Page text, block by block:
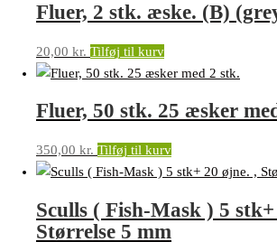
Fluer, 2 stk. æske. (B)
20,00 kr. Tilføj til kurv
Fluer, 50 stk. 25 æsker
350,00 kr. Tilføj til kurv
Sculls ( Fish-Mask ) 5
Størrelse 5 mm